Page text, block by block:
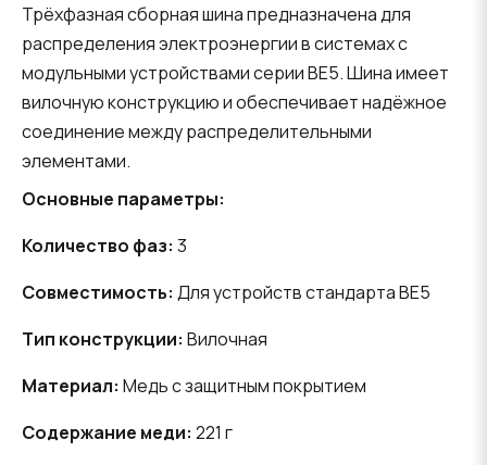
Трёхфазная сборная шина предназначена для
распределения электроэнергии в системах с
модульными устройствами серии BE5. Шина имеет
вилочную конструкцию и обеспечивает надёжное
соединение между распределительными
элементами.
Основные параметры:
Количество фаз: 3
Совместимость: Для устройств стандарта BE5
Тип конструкции: Вилочная
Материал: Медь с защитным покрытием
Содержание меди: 221 г